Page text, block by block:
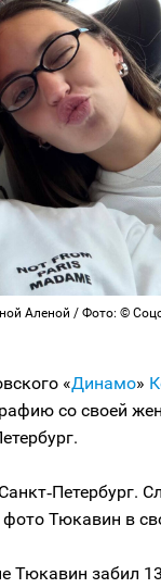
Аленой / Фото: ©
«Динамо»
со своей
Тюкавин в
Тюкавин забил